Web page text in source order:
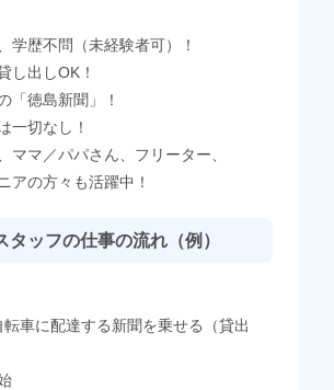
学歴不問（未経験者可）！
し出しOK！
「徳島新聞」！
一切なし！
ママ／パパさん、フリーター、
アの方々も活躍中！
タッフの仕事の流れ（例）
車に配達する新聞を乗せる（貸出